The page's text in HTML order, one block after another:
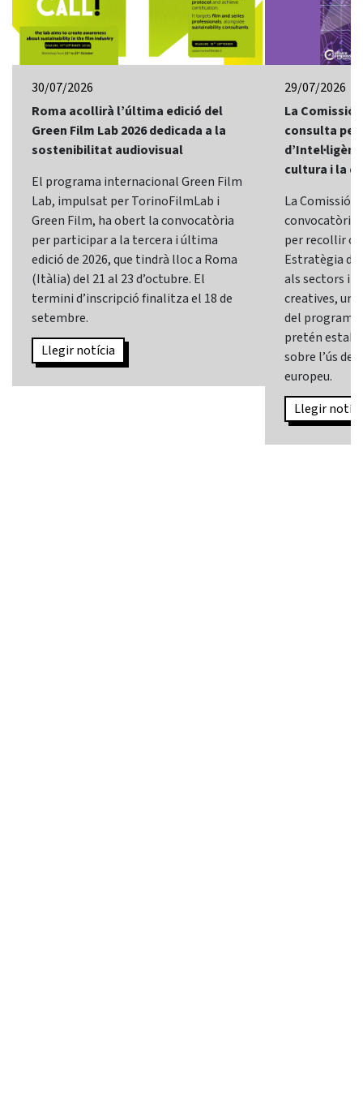
30/07/2026
Roma acollirà l’última edició del
Green Film Lab 2026 dedicada a la
sostenibilitat audiovisual
El programa internacional Green Film
Lab, impulsat per TorinoFilmLab i
Green Film, ha obert la convocatòria
per participar a la tercera i última
edició de 2026, que tindrà lloc a Roma
(Itàlia) del 21 al 23 d’octubre. El
termini d’inscripció finalitza el 18 de
setembre.
Llegir notícia
29/07/2026
La Comissió
consulta
cultura i la
La Comissió
convocatòria
per recollir
Estratègia
als sectors i
creatives,
del programa
pretén
sobre l’ús de
europeu.
Llegir